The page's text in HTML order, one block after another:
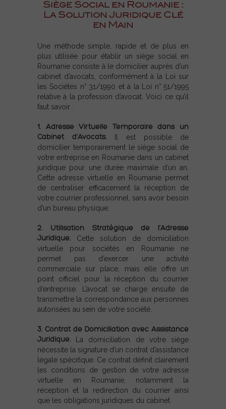
Siège Social en Roumanie :
La Solution Juridique Clé
en Main
Une méthode simple, rapide et de plus en
plus utilisée pour établir un siège social en
Roumanie consiste à le domicilier auprès d’un
cabinet d’avocats, conformément à la Loi sur
les Sociétés n° 31/1990 et à la Loi n° 51/1995
relative à la profession d’avocat. Voici ce qu’il
faut savoir :
1. Adresse Virtuelle Temporaire dans un
Cabinet d’Avocats. Il est possible de
domicilier temporairement le siège social de
votre entreprise en Roumanie dans un cabinet
juridique pour une durée maximale d’un an.
Cette adresse virtuelle en Roumanie permet
de centraliser efficacement la réception de
votre courrier professionnel, sans avoir besoin
d’un bureau physique.
2. Utilisation Stratégique de l’Adresse
Juridique. Cette solution de domiciliation
virtuelle pour sociétés en Roumanie ne
permet pas d’exercer une activité
commerciale sur place, mais elle offre un
point officiel pour la réception du courrier
d’entreprise. L’avocat se charge ensuite de
transmettre la correspondance aux personnes
autorisées au sein de votre société.
3. Contrat de Domiciliation avec Assistance
Juridique. La domiciliation de votre siège
nécessite la signature d’un contrat d’assistance
légale spécifique. Ce contrat définit clairement
les conditions de gestion de votre adresse
virtuelle en Roumanie, notamment la
réception et la redirection du courrier ainsi
que les obligations juridiques du cabinet.